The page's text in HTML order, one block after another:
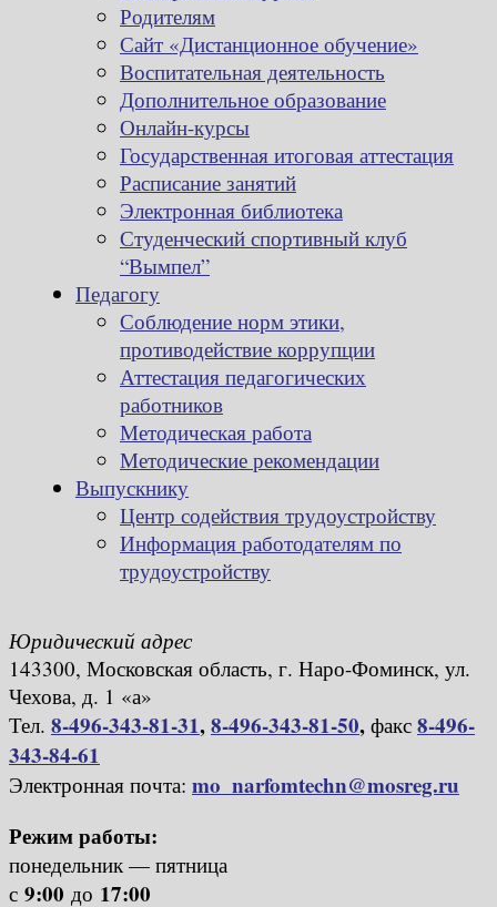
Родителям
Сайт «Дистанционное обучение»
Воспитательная деятельность
Дополнительное образование
Онлайн-курсы
Государственная итоговая аттестация
Расписание занятий
Электронная библиотека
Студенческий спортивный клуб
“Вымпел”
Педагогу
Соблюдение норм этики,
противодействие коррупции
Аттестация педагогических
работников
Методическая работа
Методические рекомендации
Выпускнику
Центр содействия трудоустройству
Информация работодателям по
трудоустройству
Юридический адрес
143300, Московская область, г. Наро-Фоминск, ул.
Чехова, д. 1 «а»
Тел. 8-496-343-81-31,8-496-343-81-50, факс 8-496-
343-84-61
Электронная почта: mo_narfomtechn@mosreg.ru
Режим работы:
понедельник — пятница
с 9:00 до 17:00